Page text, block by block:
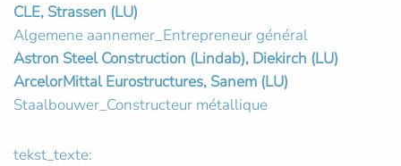
CLE, Strassen (LU)
Algemene aannemer_Entrepreneur général
Astron Steel Construction (Lindab), Diekirch (LU)
ArcelorMittal Eurostructures, Sanem (LU)
Staalbouwer_Constructeur métallique
tekst_texte: